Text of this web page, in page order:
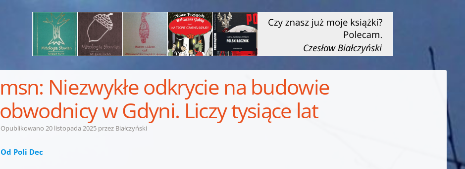
msn: Niezwykłe odkrycie na budowie
obwodnicy w Gdyni. Liczy tysiące lat
Opublikowano20 listopada 2025 przez Białczyński
Od Poli Dec